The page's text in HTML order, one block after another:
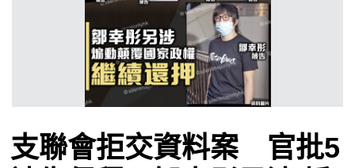
時事
支聯會拒交資料案 官批5